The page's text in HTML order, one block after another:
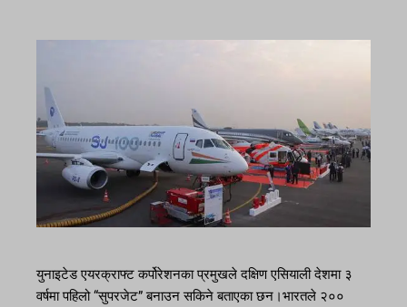
युनाइटेड एयरक्राफ्ट कर्पोरेशनका प्रमुखले दक्षिण एसियाली देशमा ३
वर्षमा पहिलो “सुपरजेट” बनाउन सकिने बताएका छन।भारतले २००